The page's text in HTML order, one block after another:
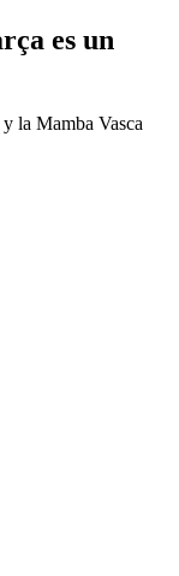
es un
la Mamba Vasca